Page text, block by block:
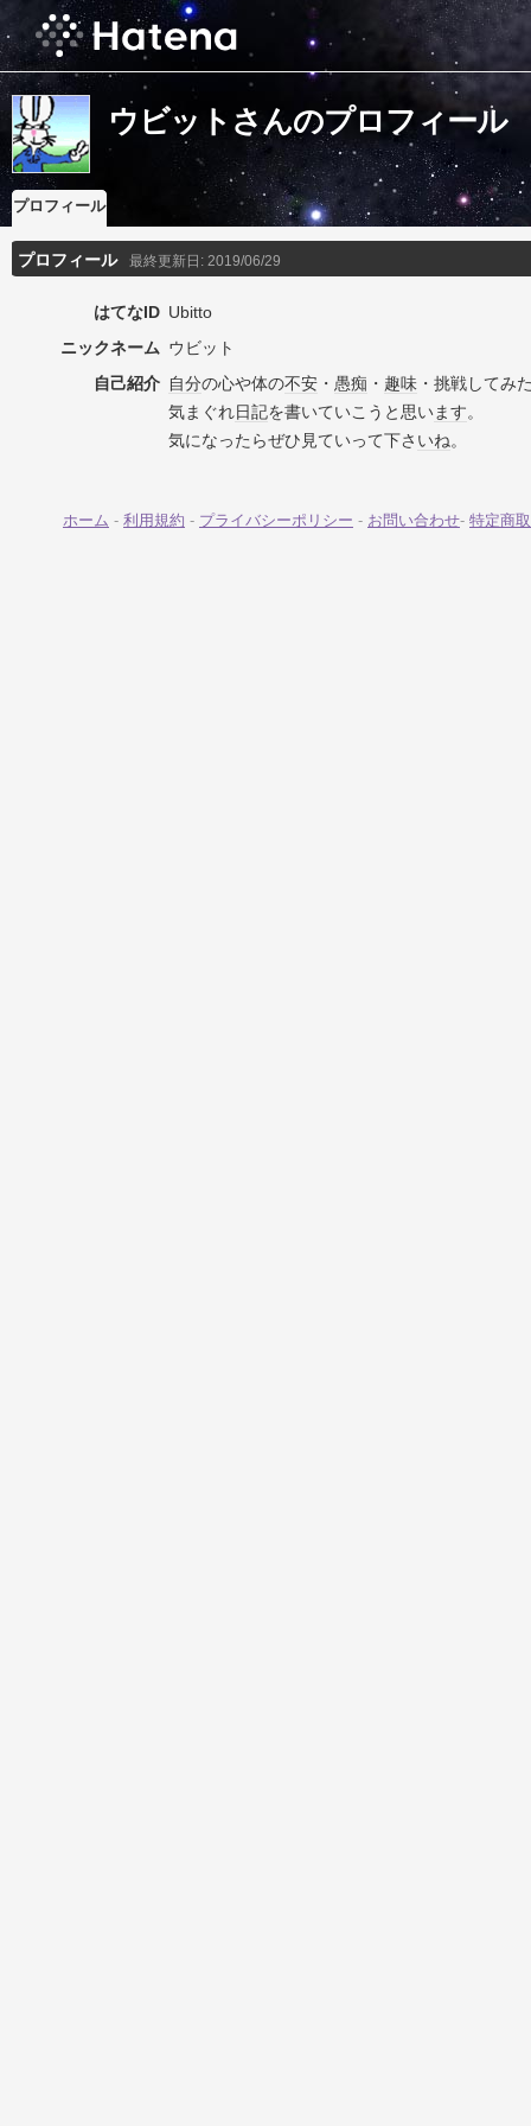
ウビットさんのプロフィール
プロフィール
プロフィール 最終更新日: 2019/06/29
はてなID Ubitto
ニックネーム ウビット
自己紹介 自分の心や体の不安 ・ 愚痴 ・ 趣味 ・挑戦してみ
気まぐれ日記を書いていこうと思います。
気になったらぜひ見ていって下さ いね。
ホーム - 利用規約 - プライバシーポリシー - お問い合わせ- 特定商